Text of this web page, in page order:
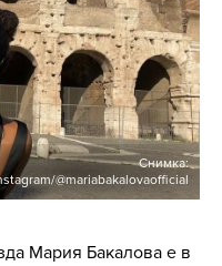
Снимка:
@mariabakalovaofficial
Мария Бакалова е в